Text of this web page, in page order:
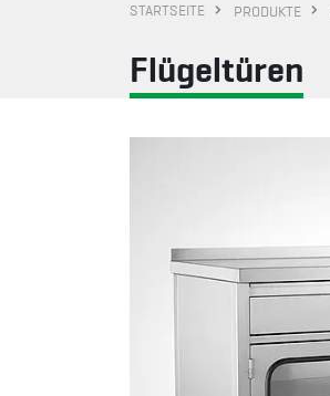
STARTSEITE PRODUKTE
Flügeltüren